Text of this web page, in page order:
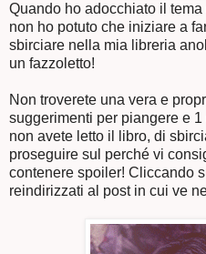
Quando ho adocchiato il
non ho potuto che iniziare a
sbirciare nella mia libreria
un fazzoletto!
Non troverete una vera e
suggerimenti per piangere e
non avete letto il libro, di
proseguire sul perché vi
contenere spoiler! Cliccando
reindirizzati al post in cui ve